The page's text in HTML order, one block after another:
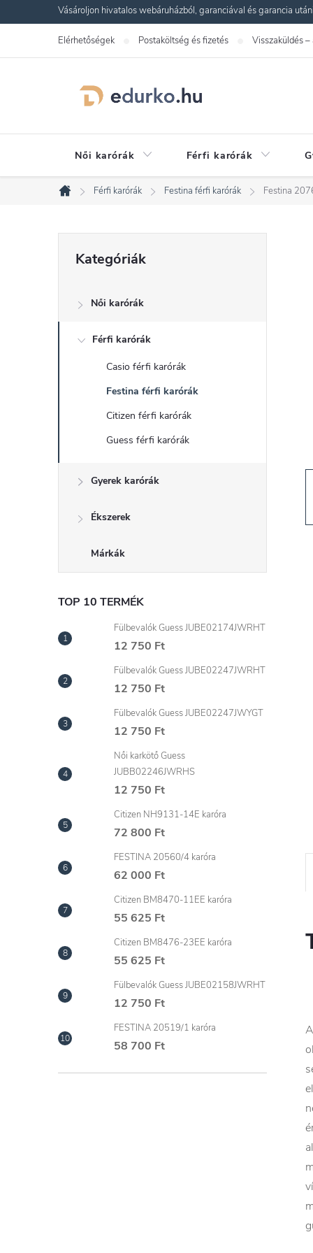
a
Vásároljon hivatalos webáruházból, garanciával és garancia
Elérhetőségek Postaköltség és fizetés Visszaküldés –
Női karórák Férfi karórák
Kezdőlap
Férfi karórák Festina férfi karórák Festina
O
d
ó
n
e
l
átugrása
Kategóriák
Női karórák
Férfi karórák
Casio férfi karórák
Festina férfi karórák
Citizen férfi karórák
Guess férfi karórák
Gyerek karórák
Ékszerek
Márkák
TOP 10 TERMÉK
Fülbevalók Guess JUBE02174JWRHT
12 750 Ft
Fülbevalók Guess JUBE02247JWRHT
12 750 Ft
Fülbevalók Guess JUBE02247JWYGT
12 750 Ft
Női karkötő Guess
JUBB02246JWRHS
12 750 Ft
Citizen NH9131-14E karóra
72 800 Ft
FESTINA 20560/4 karóra
62 000 Ft
Citizen BM8470-11EE karóra
55 625 Ft
Citizen BM8476-23EE karóra
55 625 Ft
Fülbevalók Guess JUBE02158JWRHT
12 750 Ft
FESTINA 20519/1 karóra
58 700 Ft